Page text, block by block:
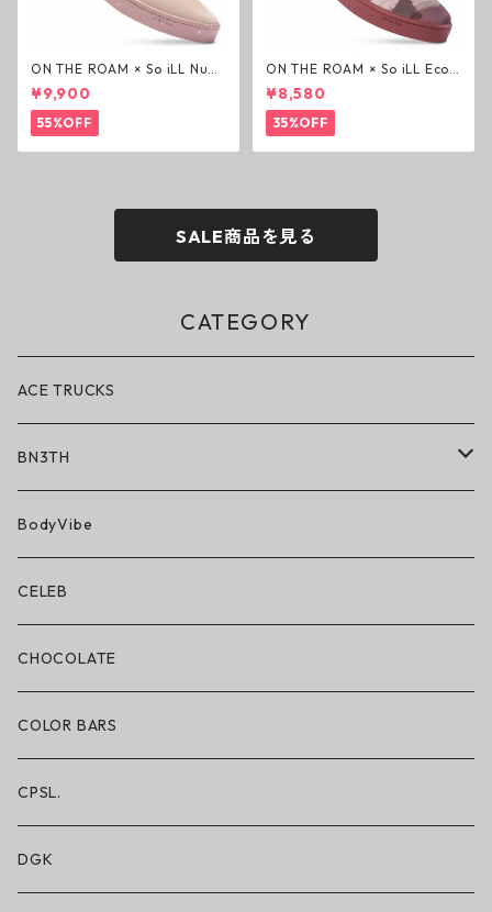
ON THE ROAM × So iLL Nubu
ck Wino ライフスタイルシュ
ーズ ダーティーピンク オンザ
ローム ジェイソンモモア OTR
スニーカー
¥9,900
55%OFF
ON THE ROAM × So iLL Eco
Camo Wino ライフスタイル
シューズ カモ オンザローム ジ
ェイソンモモア OTR スニーカ
ー
¥8,580
35%OFF
SALE商品を見る
CATEGORY
ACE TRUCKS
BN3TH
BN3TH × ON THE ROAM
ボクサーブリーフ/ショート丈
ボクサーブリーフ/ロング丈
ショートパンツ/2 IN 1
レギンス/フルレングス10分丈
水着/スイムウェア
BodyVibe
CELEB
CHOCOLATE
COLOR BARS
CPSL.
DGK